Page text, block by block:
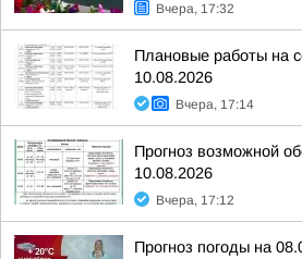
Вчера, 17:32
Плановые работы на
10.08.2026
Вчера, 17:14
Прогноз возможной
10.08.2026
Вчера, 17:12
Прогноз погоды на